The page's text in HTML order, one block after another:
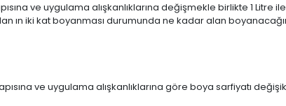
ve uygulama alışkanlıklarına değişmekle birlikte 1 Litre
ın iki kat boyanması durumunda ne kadar alan
ve uygulama alışkanlıklarına göre boya sarfiyatı